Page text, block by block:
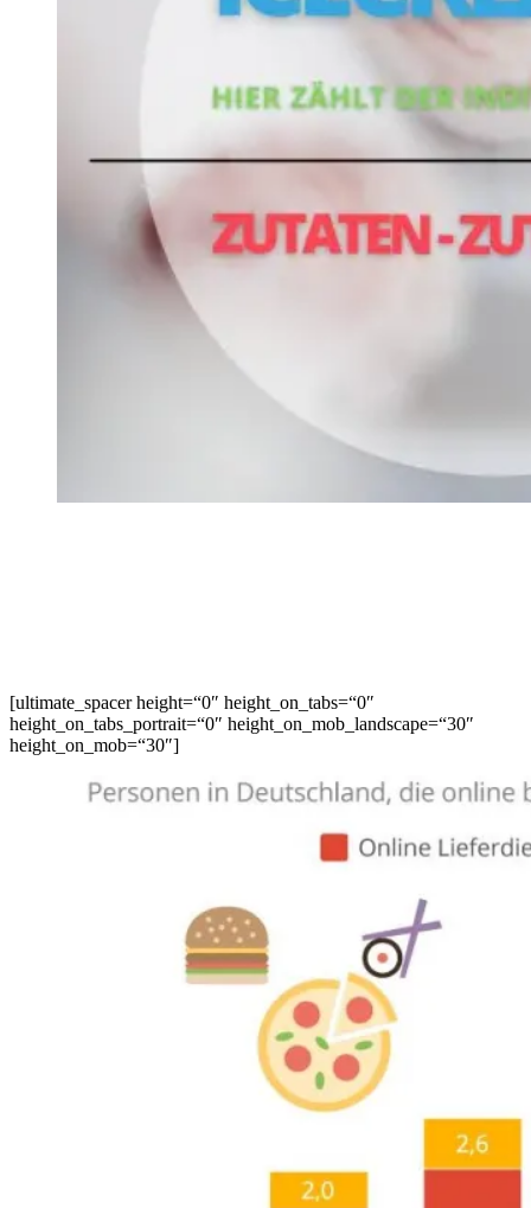
[ultimate_spacer height=“0″ height_on_tabs=“0″
height_on_tabs_portrait=“0″ height_on_mob_landscape=“30″
height_on_mob=“30″]